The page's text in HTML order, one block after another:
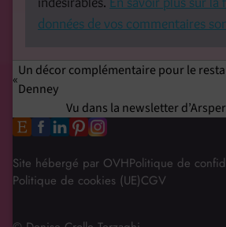
données de vos commentaires
Un décor complémentaire pour le
Denney
Vu dans la newsletter
Site hébergé par OVHPolitique de
Politique de cookies (UE)CGV